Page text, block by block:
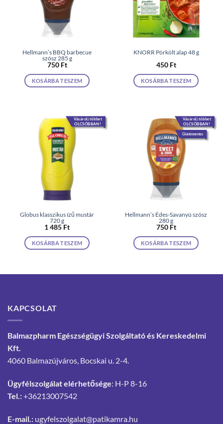
Hellmann’s BBQ barbecue
szósz 285 g
750 Ft
KOSÁRBA TESZEM
KNORR Pörkölt alap 48 g
450 Ft
KOSÁRBA TESZEM
Vásárolj többet
OLCSÓBBAN!
Globus klasszikus ízű mustár
720 g
1 485 Ft
KOSÁRBA TESZEM
Vásárolj többet
OLCSÓBBAN!
Gluténmentes
Hellmann’s Édes-Savanyú szósz
280 g
750 Ft
KOSÁRBA TESZEM
KAPCSOLAT
Balmazpharm Egészségügyi Szolgáltató és Kereskedelmi
Kft.
4060 Balmazújváros, Bocskai u. 2-4.
Ügyfélszolgálat elérhetősége: H-P 8-16
Tel.:+36213007542
E-mail.: ugyfelszolgalat@patikamra.hu